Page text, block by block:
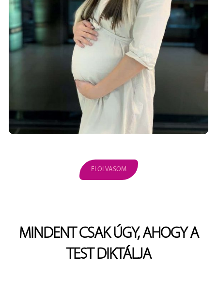
ELOLVASOM
MINDENT CSAK ÚGY, AHOGY A
TEST DIKTÁLJA